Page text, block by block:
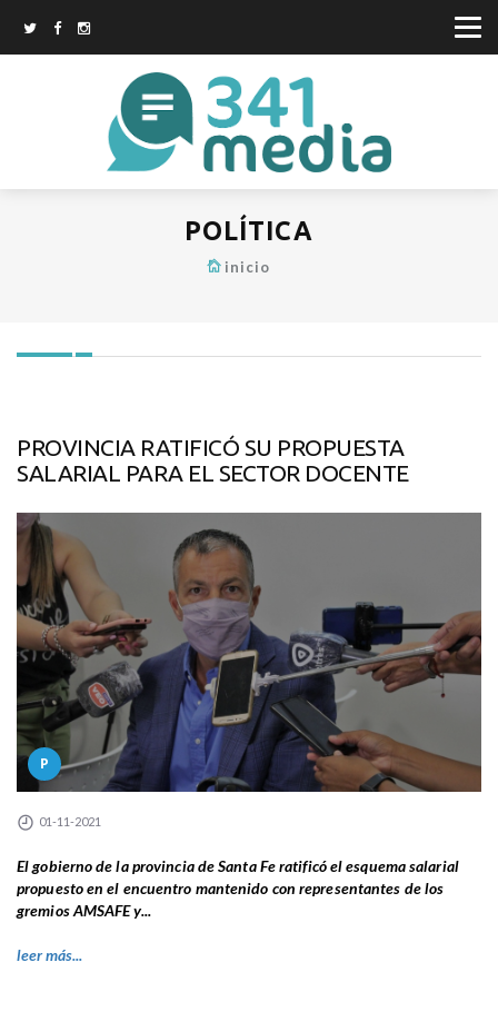
POLÍTICA
inicio
PROVINCIA RATIFICÓ SU PROPUESTA
SALARIAL PARA EL SECTOR DOCENTE
P
01-11-2021
El gobierno de la provincia de Santa Fe ratificó el esquema salarial
propuesto en el encuentro mantenido con representantes de los
gremios AMSAFE y...
leer más...